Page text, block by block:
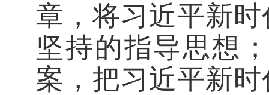
章，将习近平新
坚持的指导思想
案，把习近平新